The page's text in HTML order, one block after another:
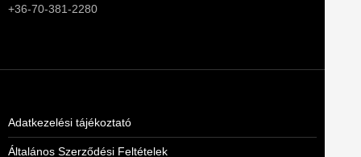
+36-70-381-2280
Adatkezelési tájékoztató
Általános Szerződési Feltételek